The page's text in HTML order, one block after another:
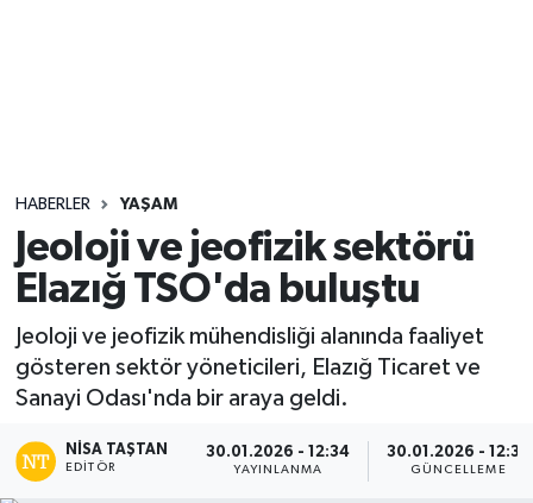
HABERLER YAŞAM
Jeoloji ve jeofizik sektörü
Elazığ TSO'da buluştu
Jeoloji ve jeofizik mühendisliği alanında faaliyet
gösteren sektör yöneticileri, Elazığ Ticaret ve
Sanayi Odası'nda bir araya geldi.
NISA TAŞTAN
EDITÖR
30.01.2026 - 12:34
YAYINLANMA
30.01.2026 - 12:35
GÜNCELLEME
Spor
Yaşam